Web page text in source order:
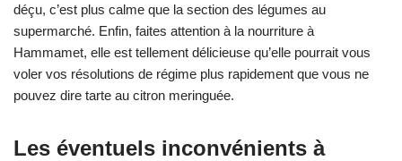
déçu, c’est plus calme que la section des légumes au
supermarché. Enfin, faites attention à la nourriture à
Hammamet, elle est tellement délicieuse qu’elle pourrait vous
voler vos résolutions de régime plus rapidement que vous ne
pouvez dire tarte au citron meringuée.
Les éventuels inconvénients à